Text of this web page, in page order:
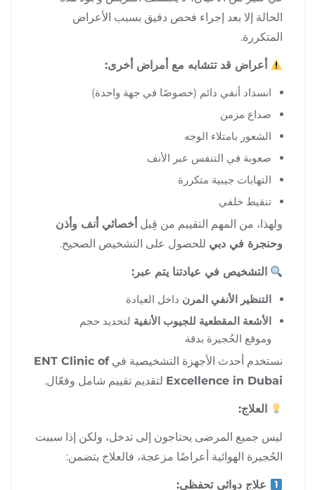
الحالة إلا بعد إجراء فحص دقيق بسبب الأعراض
المتكررة.
أعراض قد تتشابه مع أمراض أخرى:
انسداد أنفي دائم (خصوصًا في جهة واحدة)
صداع مزمن
الشعور بامتلاء الوجه
صعوبة في التنفس عبر الأنف
التهابات جيبية متكررة
تنقيط خلفي
ولهذا، من المهم التقييم من قِبل أخصائي أنف وأذن
وحنجرة في دبي للحصول على التشخيص الصحيح.
التشخيص في عيادتنا يتم عبر:
التنظير الأنفي المرن داخل العيادة
الأشعة المقطعية للجيوب الأنفية لتحديد حجم
وموقع الحُجيرة بدقة
نستخدم أحدث الأجهزة التشخيصية فيENT Clinic of
Excellence in Dubai لتقديم تقييم شامل وفعّال.
العلاج:
ليس جميع المرضى يحتاجون إلى تدخل، ولكن إذا سببت
الحُجيرة الهوائية أعراضًا مزعجة، فالعلاج يتضمن:
علاج دوائي تحفظي: